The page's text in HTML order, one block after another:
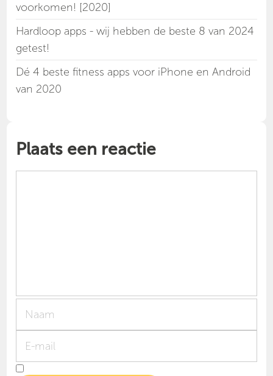
voorkomen! [2020]
Hardloop apps - wij hebben de beste 8 van 2024
getest!
Dé 4 beste fitness apps voor iPhone en Android
van 2020
Plaats een reactie